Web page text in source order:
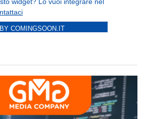
BY COMINGSOON.IT